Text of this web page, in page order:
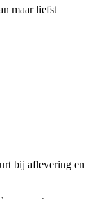
maar liefst
bij aflevering en